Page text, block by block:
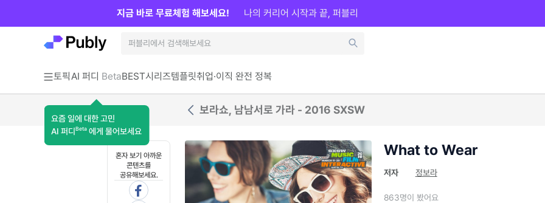
토픽AI 퍼디 Beta
요즘 일에 대한 고민
AI 퍼디 Beta 에게 물어보세요
BEST시리즈템플릿취업·이직 완전 정복
지금 바로 무료체험 해보세요! 나의 커리어 시작과 끝, 퍼블리
보라쇼, 남남서로 가라 - 2016 SXSW
혼자 보기 아까운
콘텐츠를
공유해보세요.
What to Wear
저자 정보라
863명이 봤어요